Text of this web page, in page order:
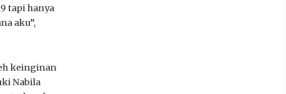
tapi hanya
aku”,
keinginan
Nabila